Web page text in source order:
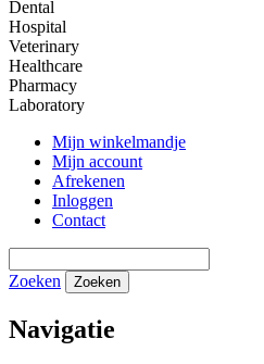
Dental
Hospital
Veterinary
Healthcare
Pharmacy
Laboratory
Mijn winkelmandje
Mijn account
Afrekenen
Inloggen
Contact
Zoeken Zoeken
Navigatie